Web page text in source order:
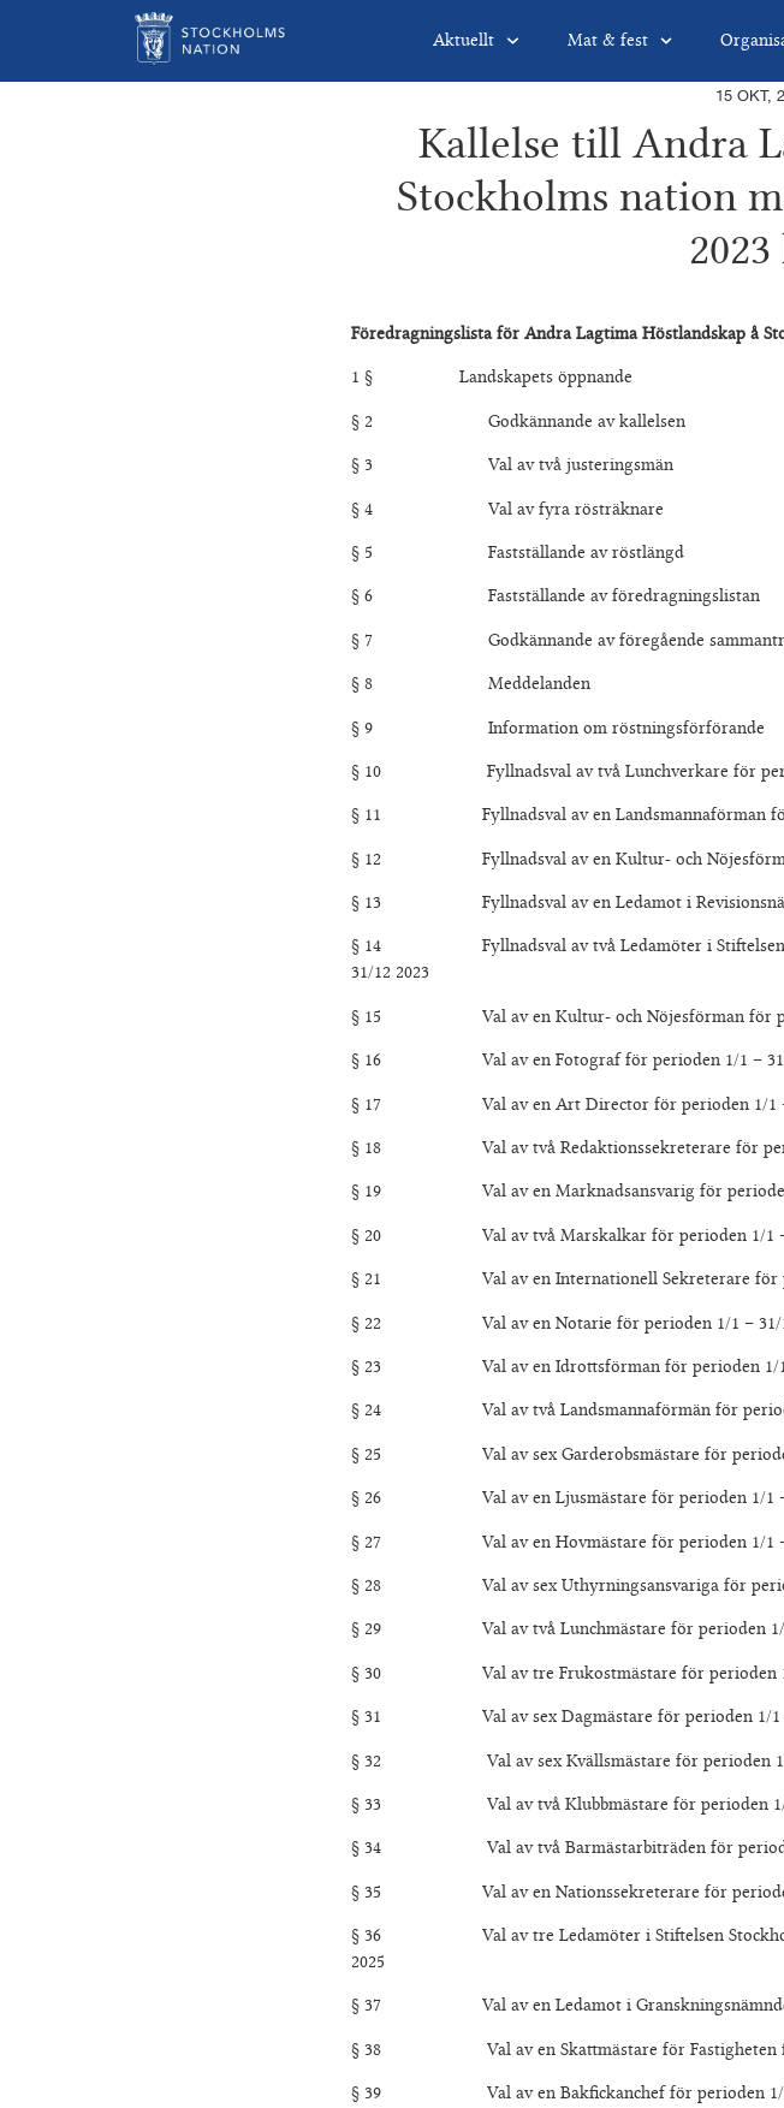
Aktuellt Mat & fest
15 OKT,
Kallelse till Andra
Stockholms nation
Föredragningslista för Andra Lagtima Höstlandskap å
1 § Landskapets öppnande
§ 2 Godkännande av kallelsen
§ 3 Val av två justeringsmän
§ 4 Val av fyra rösträknare
§ 5 Fastställande av röstlängd
§ 6 Fastställande av föredragningslistan
§ 7 Godkännande av föregående
§ 8 Meddelanden
§ 9 Information om röstningsförförande
§ 10 Fyllnadsval av två Lunchverkare för
§ 11 Fyllnadsval av en Landsmannaförman för
§ 12 Fyllnadsval av en Kultur- och Nöjesförman
§ 13 Fyllnadsval av en Ledamot i
§ 14 Fyllnadsval av två Ledamöter i Stiftelsen
31/12 2023
§ 15 Val av en Kultur- och Nöjesförman för
§ 16 Val av en Fotograf för perioden 1/1 – 31/
§ 17 Val av en Art Director för perioden 1/1 –
§ 18 Val av två Redaktionssekreterare för
§ 19 Val av en Marknadsansvarig för perioden
§ 20 Val av två Marskalkar för perioden 1/1 –
§ 21 Val av en Internationell Sekreterare för
§ 22 Val av en Notarie för perioden 1/1 – 31/
§ 23 Val av en Idrottsförman för perioden 1/1 –
§ 24 Val av två Landsmannaförmän för
§ 25 Val av sex Garderobsmästare för perioden
§ 26 Val av en Ljusmästare för perioden 1/1 –
§ 27 Val av en Hovmästare för perioden 1/1 –
§ 28 Val av sex Uthyrningsansvariga för
§ 29 Val av två Lunchmästare för perioden 1/1
§ 30 Val av tre Frukostmästare för perioden 1/
§ 31 Val av sex Dagmästare för perioden 1/1 –
§ 32 Val av sex Kvällsmästare för perioden 1/1
§ 33 Val av två Klubbmästare för perioden 1/1
§ 34 Val av två Barmästarbiträden för perioden
§ 35 Val av en Nationssekreterare för perioden
§ 36 Val av tre Ledamöter i Stiftelsen Stockholms
2025
§ 37 Val av en Ledamot i Granskningsnämnden
§ 38 Val av en Skattmästare för Fastigheten för
§ 39 Val av en Bakfickanchef för perioden 1/1